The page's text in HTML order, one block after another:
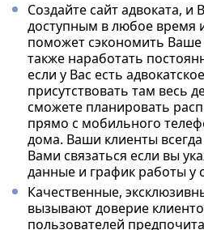
Создайте сайт адвоката,
доступным в любое время
поможет сэкономить Ваше
также наработать
если у Вас есть
присутствовать там весь
сможете планировать
прямо с мобильного
дома. Ваши клиенты всегда
Вами связаться если вы
данные и график работы у
Качественные,
вызывают доверие
пользователей